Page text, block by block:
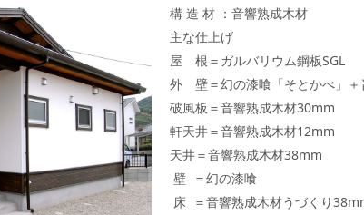
構 造 材 ：音響熟成木材
主な仕上げ
屋 根＝ガルバリウム鋼板SGL
外 壁＝幻の漆喰「そとかべ」＋
破風板＝音響熟成木材30mm
軒天井＝音響熟成木材12mm
天井＝音響熟成木材38mm
壁 ＝幻の漆喰
床 ＝音響熟成木材うづくり